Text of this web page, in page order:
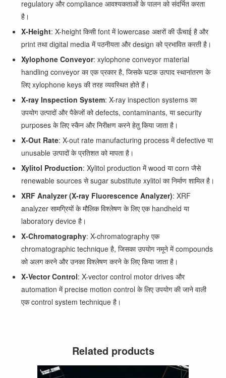
regulatory और compliance आवश्यकताओं के पालन को संदर्भित करता
है।
X-Height: X-height किसी font में lowercase अक्षरों की ऊँचाई है और
print तथा digital media में पठनीयता और design को प्रभावित करती है।
Xylophone Conveyor: xylophone conveyor material
handling conveyor का एक प्रकार है, जिसके घटक उत्पाद स्थानांतरण के
लिए xylophone keys की तरह व्यवस्थित होते हैं।
X-ray Inspection System: X-ray inspection systems का
उपयोग उत्पादों और पैकेजों को defects, contaminants, या security
purposes के लिए स्कैन और निरीक्षण करने हेतु किया जाता है।
X-Out Rate: X-out rate manufacturing process में defective या
unusable उत्पादों के प्रतिशत को मापता है।
Xylitol Production: Xylitol production में wood या corn जैसे
renewable sources से sugar substitute xylitol का निर्माण शामिल है।
XRF Analyzer (X-ray Fluorescence Analyzer): XRF
analyzer सामग्रियों के मौलिक विश्लेषण के लिए एक handheld या
laboratory device है।
X-Chromatography: X-chromatography एक
chromatographic technique है, जिसका उपयोग नमूने में compounds
को अलग करने और उनका विश्लेषण करने के लिए किया जाता है।
X-Vector Control: X-vector control motor drives और
automation में precise motion control के लिए उपयोग की जाने वाली
एक control system technique है।
Related products